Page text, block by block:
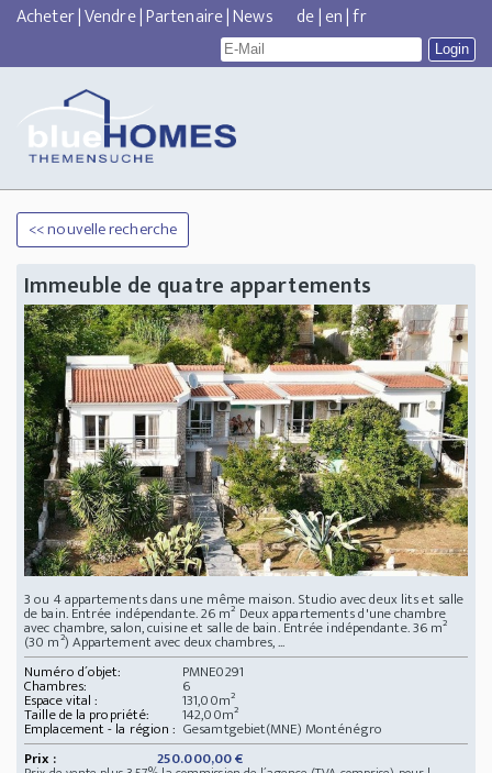
Acheter|Vendre|Partenaire|News de|en|fr
<< nouvelle recherche
Immeuble de quatre appartements
3 ou 4 appartements dans une même maison. Studio avec deux lits et salle
de bain. Entrée indépendante. 26 m² Deux appartements d'une chambre
avec chambre, salon, cuisine et salle de bain. Entrée indépendante. 36 m²
(30 m²) Appartement avec deux chambres, ...
Numéro d´objet:
PMNE0291
Chambres: 6
Espace vital : 131,00m²
Taille de la propriété: 142,00m²
Emplacement - la région : Gesamtgebiet(MNE) Monténégro
Prix :
250.000,00 €